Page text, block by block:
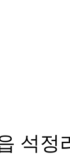
석정